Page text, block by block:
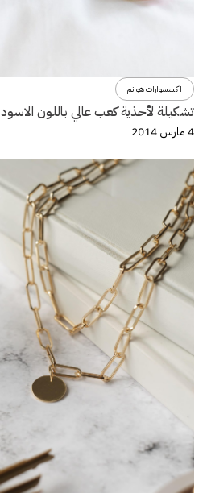
اكسسوارات هوانم
تشكيلة لأحذية كعب عالي باللون الاسود
4 مارس 2014